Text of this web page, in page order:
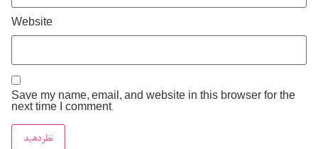
Website
Save my name, email, and website in this browser for the
next time I comment.